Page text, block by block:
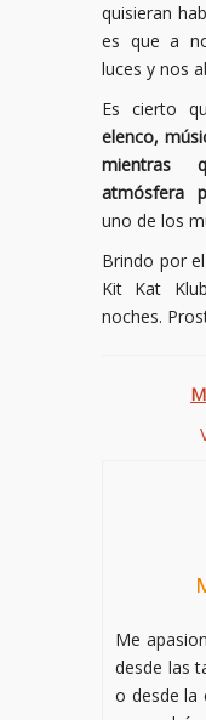
quisieran
es que a
luces y nos
Es cierto
elenco,
mientras
atmósfera
uno de los
Brindo por
Kit Kat
noches.
Me
desde las
o desde la